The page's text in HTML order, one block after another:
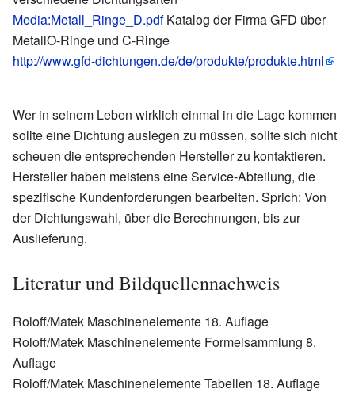
Media:Metall_Ringe_D.pdfKatalog der Firma GFD über
MetallO-Ringe und C-Ringe
http://www.gfd-dichtungen.de/de/produkte/produkte.html
Wer in seinem Leben wirklich einmal in die Lage kommen
sollte eine Dichtung auslegen zu müssen, sollte sich nicht
scheuen die entsprechenden Hersteller zu kontaktieren.
Hersteller haben meistens eine Service-Abteilung, die
spezifische Kundenforderungen bearbeiten. Sprich: Von
der Dichtungswahl, über die Berechnungen, bis zur
Auslieferung.
Literatur und Bildquellennachweis
Roloff/Matek Maschinenelemente 18. Auflage
Roloff/Matek Maschinenelemente Formelsammlung 8.
Auflage
Roloff/Matek Maschinenelemente Tabellen 18. Auflage